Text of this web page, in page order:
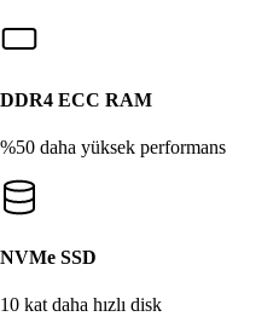
DDR4 ECC RAM
%50 daha yüksek performans
NVMe SSD
10 kat daha hızlı disk